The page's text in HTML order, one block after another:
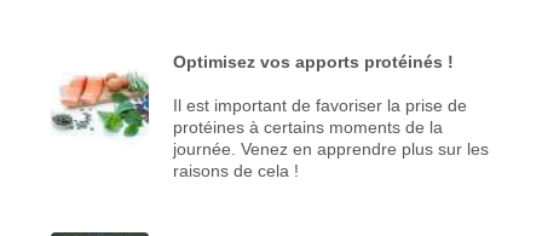
Optimisez vos apports protéinés !
Il est important de favoriser la prise de
protéines à certains moments de la
journée. Venez en apprendre plus sur les
raisons de cela !